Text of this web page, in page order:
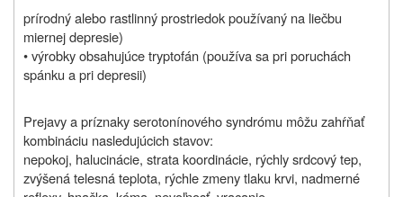
prírodný alebo rastlinný prostriedok používaný na liečbu
miernej depresie)
• výrobky obsahujúce tryptofán (používa sa pri poruchách
spánku a pri depresii)
Prejavy a príznaky serotonínového syndrómu môžu zahŕňať
kombináciu nasledujúcich stavov:
nepokoj, halucinácie, strata koordinácie, rýchly srdcový tep,
zvýšená telesná teplota, rýchle zmeny tlaku krvi, nadmerné